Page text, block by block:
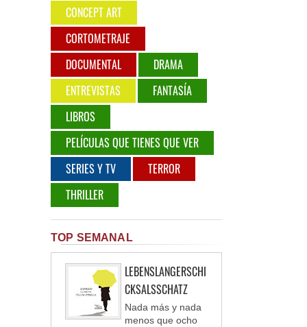
CONCEPT ART
CORTOMETRAJE
DOCUMENTAL
DRAMA
ENTREVISTAS
FANTASÍA
LIBROS
PELÍCULAS QUE TIENES QUE VER
SERIES Y TV
TERROR
THRILLER
TOP SEMANAL
LEBENSLANGERSCHI
CKSALSSCHATZ
Nada más y nada
menos que ocho